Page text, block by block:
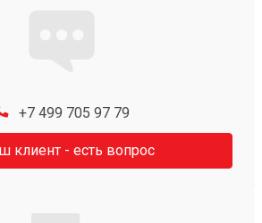
+7 499 705 97 79
клиент - есть вопрос